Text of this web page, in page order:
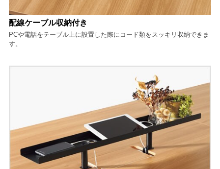
配線ケーブル収納付き
PCや電話をテーブル上に設置した際にコード類をスッキリ収納できま
す。